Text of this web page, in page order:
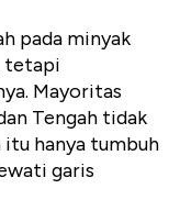
pada minyak
tetapi
Mayoritas
Tengah tidak
itu hanya tumbuh
garis